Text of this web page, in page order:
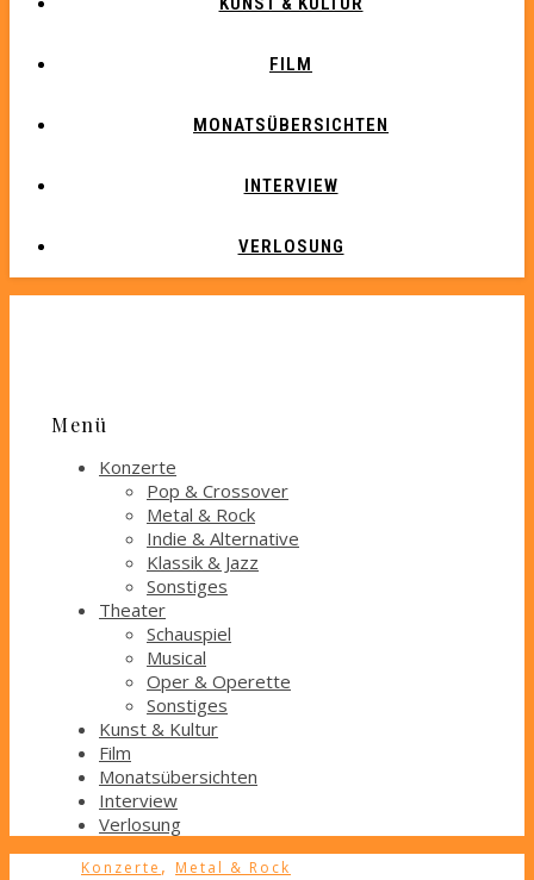
FILM
MONATSÜBERSICHTEN
INTERVIEW
VERLOSUNG
Menü
Konzerte
Pop & Crossover
Metal & Rock
Indie & Alternative
Klassik & Jazz
Sonstiges
Theater
Schauspiel
Musical
Oper & Operette
Sonstiges
Kunst & Kultur
Film
Monatsübersichten
Interview
Verlosung
Konzerte , Metal & Rock